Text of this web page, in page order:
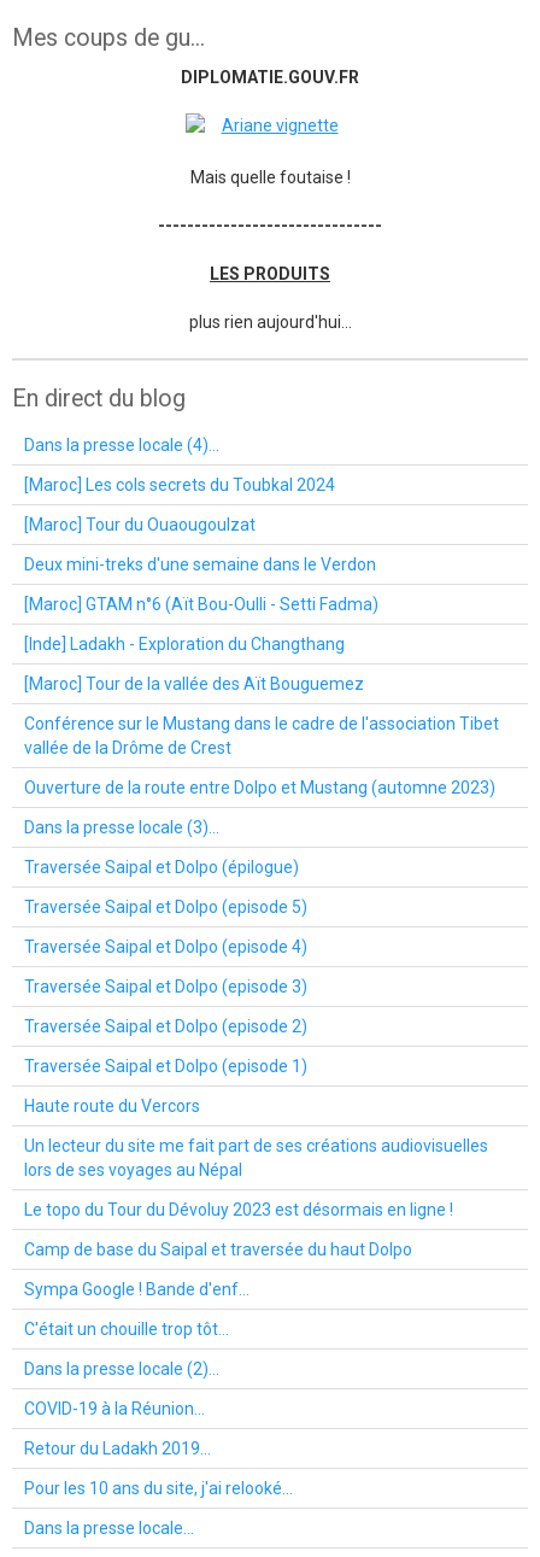
Mes coups de gu...
DIPLOMATIE.GOUV.FR
Mais quelle foutaise !
-------------------------------
LES PRODUITS
plus rien aujourd'hui...
En direct du blog
Dans la presse locale (4)...
[Maroc] Les cols secrets du Toubkal 2024
[Maroc] Tour du Ouaougoulzat
Deux mini-treks d'une semaine dans le Verdon
[Maroc] GTAM n°6 (Aït Bou-Oulli - Setti Fadma)
[Inde] Ladakh - Exploration du Changthang
[Maroc] Tour de la vallée des Aït Bouguemez
Conférence sur le Mustang dans le cadre de l'association Tibet
vallée de la Drôme de Crest
Ouverture de la route entre Dolpo et Mustang (automne 2023)
Dans la presse locale (3)...
Traversée Saipal et Dolpo (épilogue)
Traversée Saipal et Dolpo (episode 5)
Traversée Saipal et Dolpo (episode 4)
Traversée Saipal et Dolpo (episode 3)
Traversée Saipal et Dolpo (episode 2)
Traversée Saipal et Dolpo (episode 1)
Haute route du Vercors
Un lecteur du site me fait part de ses créations audiovisuelles
lors de ses voyages au Népal
Le topo du Tour du Dévoluy 2023 est désormais en ligne !
Camp de base du Saipal et traversée du haut Dolpo
Sympa Google ! Bande d'enf...
C'était un chouille trop tôt...
Dans la presse locale (2)...
COVID-19 à la Réunion...
Retour du Ladakh 2019...
Pour les 10 ans du site, j'ai relooké...
Dans la presse locale...